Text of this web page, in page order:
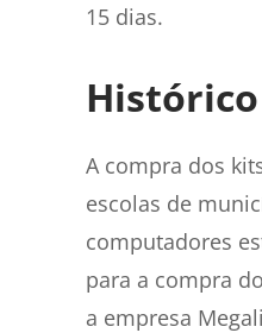
15 dias.
Histórico
A compra dos
escolas de
computadores
para a compra
a empresa